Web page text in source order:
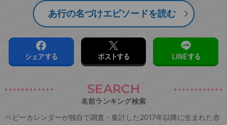
あ行の名づけエピソードを読む
シェアする ポストする LINEする
SEARCH
名前ランキング検索
ベビーカレンダーが独自で調査・集計した2017年以降に生まれた赤